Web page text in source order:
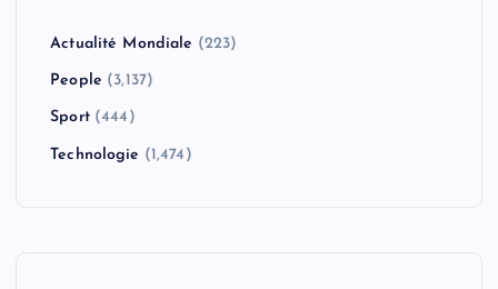
Actualité Mondiale (223)
People (3,137)
Sport(444)
Technologie (1,474)